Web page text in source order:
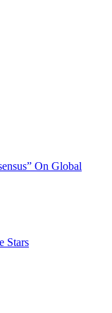
On Global
Stars